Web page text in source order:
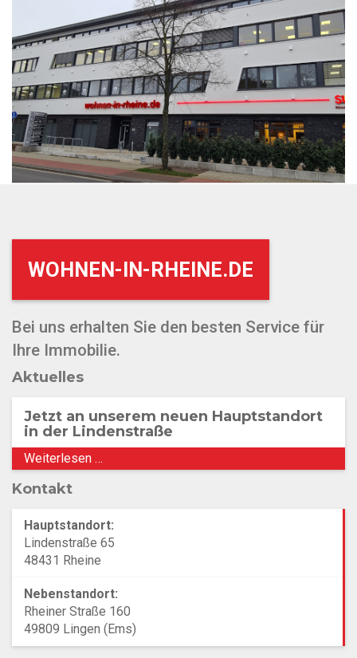
WOHNEN-IN-RHEINE.DE
Bei uns erhalten Sie den besten Service für
Ihre Immobilie.
Aktuelles
Jetzt an unserem neuen Hauptstandort
in der Lindenstraße
Weiterlesen …
Kontakt
Hauptstandort:
Lindenstraße 65
48431 Rheine
Nebenstandort:
Rheiner Straße 160
49809 Lingen (Ems)